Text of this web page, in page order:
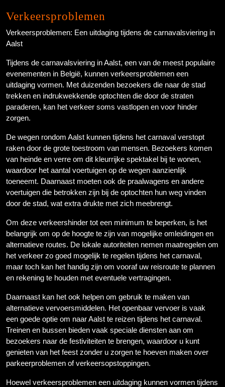
Verkeersproblemen
Verkeersproblemen: Een uitdaging tijdens de carnavalsviering in
Aalst
Tijdens de carnavalsviering in Aalst, een van de meest populaire
evenementen in België, kunnen verkeersproblemen een
uitdaging vormen. Met duizenden bezoekers die naar de stad
trekken en indrukwekkende optochten die door de straten
paraderen, kan het verkeer soms vastlopen en voor hinder
zorgen.
De wegen rondom Aalst kunnen tijdens het carnaval verstopt
raken door de grote toestroom van mensen. Bezoekers komen
van heinde en verre om dit kleurrijke spektakel bij te wonen,
waardoor het aantal voertuigen op de wegen aanzienlijk
toeneemt. Daarnaast moeten ook de praalwagens en andere
voertuigen die betrokken zijn bij de optochten hun weg vinden
door de stad, wat extra drukte met zich meebrengt.
Om deze verkeershinder tot een minimum te beperken, is het
belangrijk om op de hoogte te zijn van mogelijke omleidingen en
alternatieve routes. De lokale autoriteiten nemen maatregelen om
het verkeer zo goed mogelijk te regelen tijdens het carnaval,
maar toch kan het handig zijn om vooraf uw reisroute te plannen
en rekening te houden met eventuele vertragingen.
Daarnaast kan het ook helpen om gebruik te maken van
alternatieve vervoersmiddelen. Het openbaar vervoer is vaak
een goede optie om naar Aalst te reizen tijdens het carnaval.
Treinen en bussen bieden vaak speciale diensten aan om
bezoekers naar de festiviteiten te brengen, waardoor u kunt
genieten van het feest zonder u zorgen te hoeven maken over
parkeerproblemen of verkeersopstoppingen.
Hoewel verkeersproblemen een uitdaging kunnen vormen tijdens